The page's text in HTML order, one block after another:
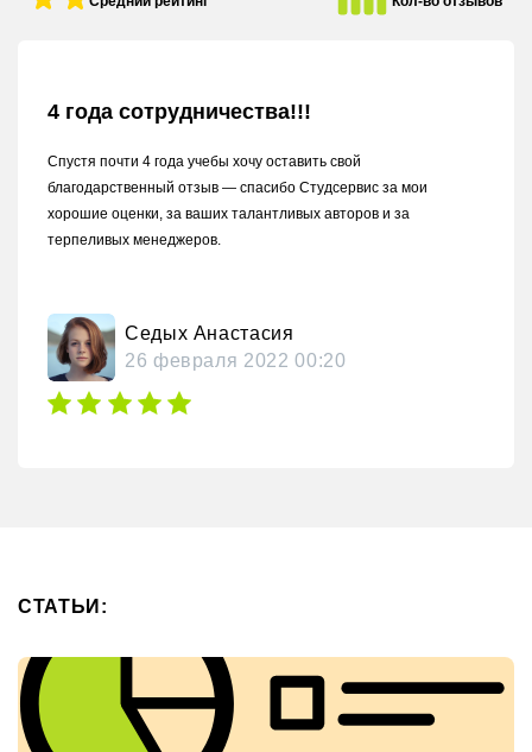
4 года сотрудничества!!!
Спустя почти 4 года учебы хочу оставить свой
благодарственный отзыв — спасибо Студсервис за мои
хорошие оценки, за ваших талантливых авторов и за
терпеливых менеджеров.
Седых Анастасия
26 февраля 2022 00:20
СТАТЬИ: